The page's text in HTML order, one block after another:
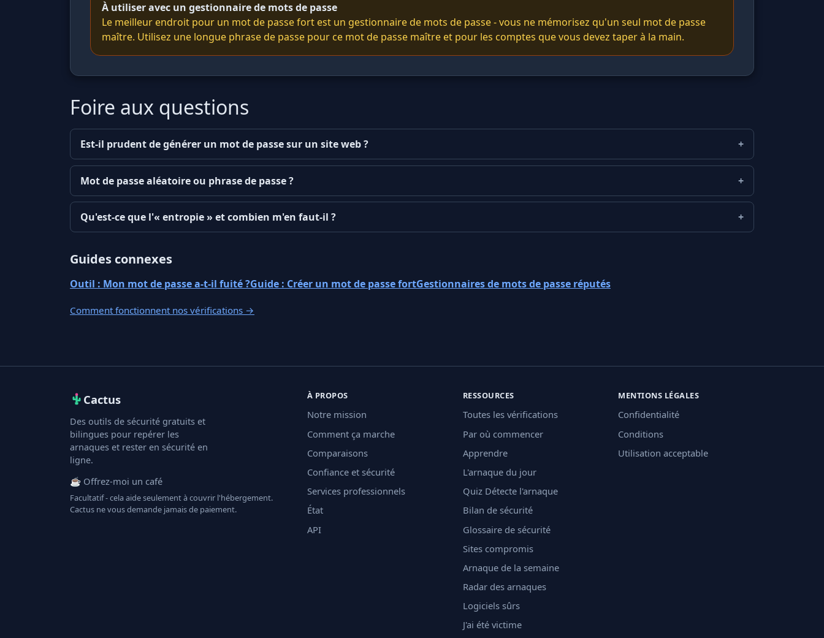
À utiliser avec un gestionnaire de mots de passe
Le meilleur endroit pour un mot de passe fort est un gestionnaire de mots de passe - vous ne mémorisez qu'un seul mot de passe
maître. Utilisez une longue phrase de passe pour ce mot de passe maître et pour les comptes que vous devez taper à la main.
Foire aux questions
Est-il prudent de générer un mot de passe sur un site web ?
Mot de passe aléatoire ou phrase de passe ?
Qu'est-ce que l'« entropie » et combien m'en faut-il ?
Guides connexes
Outil : Mon mot de passe a-t-il fuité ?Guide : Créer un mot de passe fortGestionnaires de mots de passe réputés
Comment fonctionnent nos vérifications →
Cactus
Des outils de sécurité gratuits et
bilingues pour repérer les
arnaques et rester en sécurité en
ligne.
☕ Offrez-moi un café
Facultatif - cela aide seulement à couvrir l'hébergement.
Cactus ne vous demande jamais de paiement.
À PROPOS
Notre mission
Comment ça marche
Comparaisons
Confiance et sécurité
Services professionnels
État
API
RESSOURCES
Toutes les vérifications
Par où commencer
Apprendre
L'arnaque du jour
Quiz Détecte l'arnaque
Bilan de sécurité
Glossaire de sécurité
Sites compromis
Arnaque de la semaine
Radar des arnaques
Logiciels sûrs
J'ai été victime
MENTIONS LÉGALES
Confidentialité
Conditions
Utilisation acceptable